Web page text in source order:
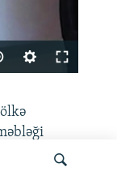
360p
480p